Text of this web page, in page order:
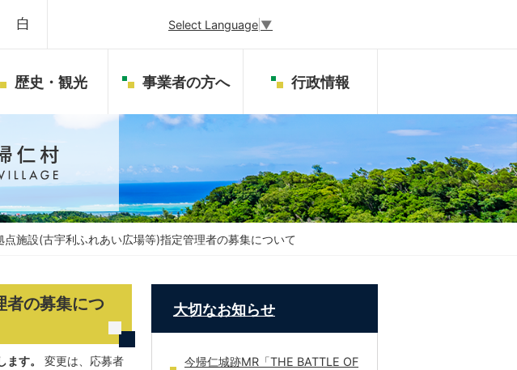
Select Language ▼
歴史・観光 事業者の方へ 行政情報
点施設(古宇利ふれあい広場等)指定管理者の募集について
者の募集につ
す。
変更は、応募者
大切なお知らせ
今帰仁城跡MR「THE BATTLE OF